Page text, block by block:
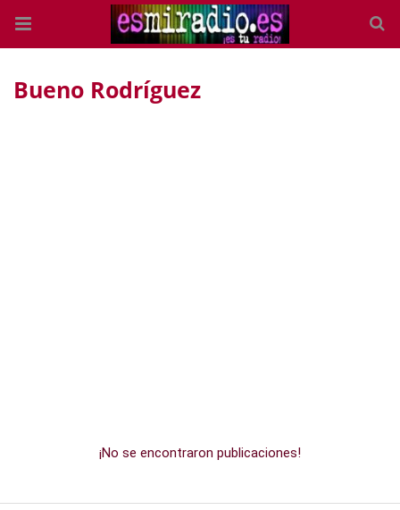
Bueno Rodríguez
¡No se encontraron publicaciones!